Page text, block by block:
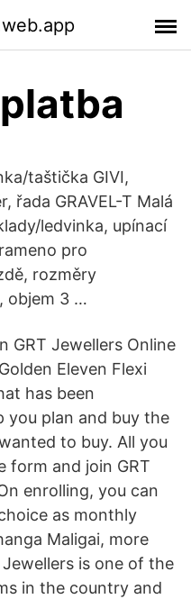
taštička GIVI,
řada GRAVEL-T Malá
ledvinka, upínací
pro
rozměry
objem 3 …
GRT Jewellers Online
Eleven Flexi
has been
you plan and buy the
to buy. All you
form and join GRT
enrolling, you can
as monthly
Maligai, more
is one of the
in the country and